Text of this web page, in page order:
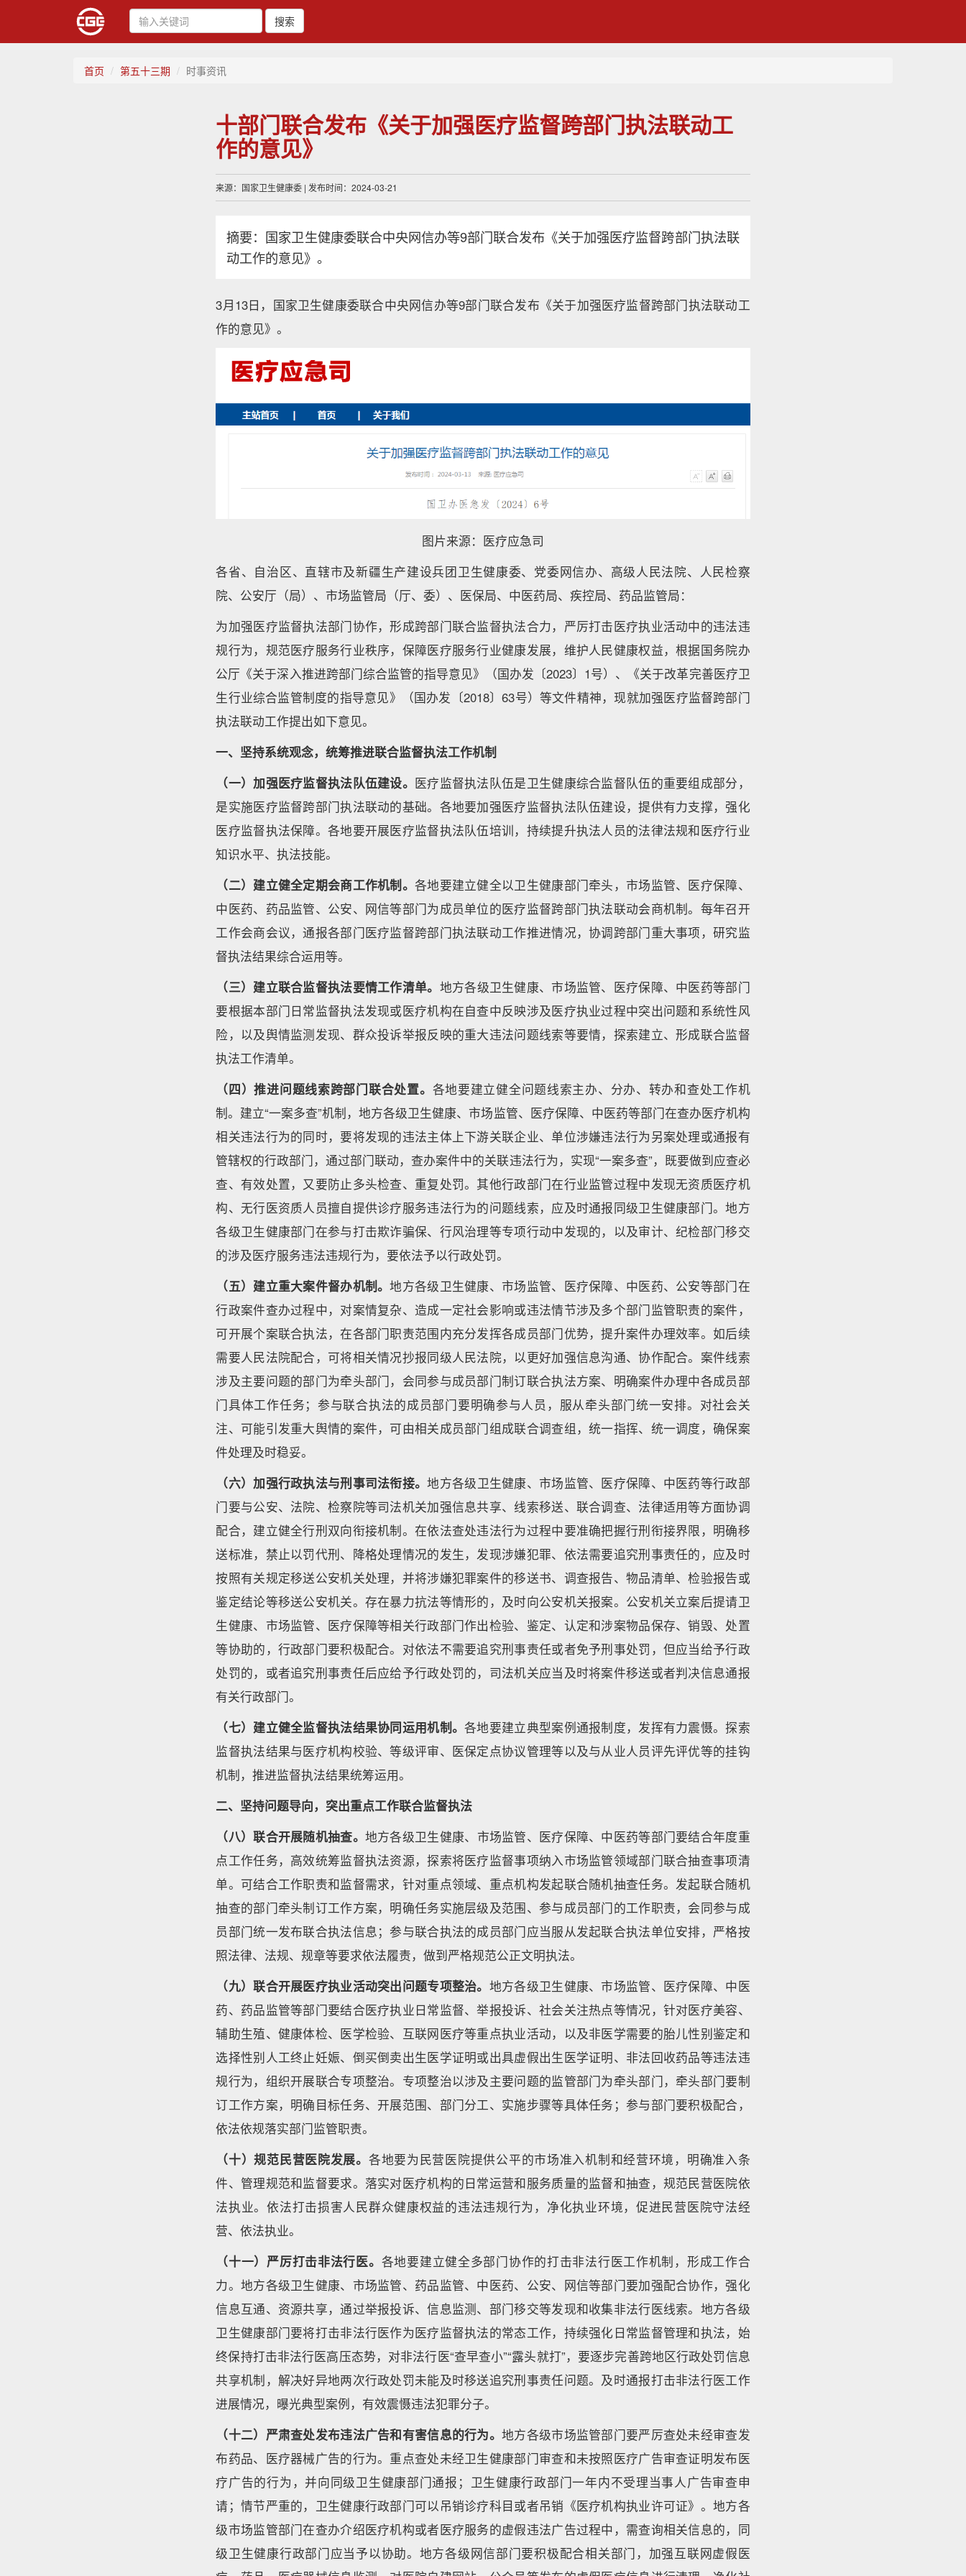
搜索
首页 第五十三期 时事资讯
十部门联合发布《关于加强医疗监督跨部门执法联动工
作的意见》
来源：国家卫生健康委 | 发布时间：2024-03-21
摘要：国家卫生健康委联合中央网信办等9部门联合发布《关于加强医疗监督跨部门执法联
动工作的意见》。
3月13日，国家卫生健康委联合中央网信办等9部门联合发布《关于加强医疗监督跨部门执法联动工
作的意见》。
图片来源：医疗应急司
各省、自治区、直辖市及新疆生产建设兵团卫生健康委、党委网信办、高级人民法院、人民检察
院、公安厅（局）、市场监管局（厅、委）、医保局、中医药局、疾控局、药品监管局：
为加强医疗监督执法部门协作，形成跨部门联合监督执法合力，严厉打击医疗执业活动中的违法违
规行为，规范医疗服务行业秩序，保障医疗服务行业健康发展，维护人民健康权益，根据国务院办
公厅《关于深入推进跨部门综合监管的指导意见》（国办发〔2023〕1号）、《关于改革完善医疗卫
生行业综合监管制度的指导意见》（国办发〔2018〕63号）等文件精神，现就加强医疗监督跨部门
执法联动工作提出如下意见。
一、坚持系统观念，统筹推进联合监督执法工作机制
（一）加强医疗监督执法队伍建设。 医疗监督执法队伍是卫生健康综合监督队伍的重要组成部分，
是实施医疗监督跨部门执法联动的基础。各地要加强医疗监督执法队伍建设，提供有力支撑，强化
医疗监督执法保障。各地要开展医疗监督执法队伍培训，持续提升执法人员的法律法规和医疗行业
知识水平、执法技能。
（二）建立健全定期会商工作机制。各地要建立健全以卫生健康部门牵头，市场监管、医疗保障、
中医药、药品监管、公安、网信等部门为成员单位的医疗监督跨部门执法联动会商机制。每年召开
工作会商会议，通报各部门医疗监督跨部门执法联动工作推进情况，协调跨部门重大事项，研究监
督执法结果综合运用等。
（三）建立联合监督执法要情工作清单。 地方各级卫生健康、市场监管、医疗保障、中医药等部门
要根据本部门日常监督执法发现或医疗机构在自查中反映涉及医疗执业过程中突出问题和系统性风
险，以及舆情监测发现、群众投诉举报反映的重大违法问题线索等要情，探索建立、形成联合监督
执法工作清单。
（四）推进问题线索跨部门联合处置。 各地要建立健全问题线索主办、分办、转办和查处工作机
制。建立“一案多查”机制，地方各级卫生健康、市场监管、医疗保障、中医药等部门在查办医疗机构
相关违法行为的同时，要将发现的违法主体上下游关联企业、单位涉嫌违法行为另案处理或通报有
管辖权的行政部门，通过部门联动，查办案件中的关联违法行为，实现“一案多查”，既要做到应查必
查、有效处置，又要防止多头检查、重复处罚。其他行政部门在行业监管过程中发现无资质医疗机
构、无行医资质人员擅自提供诊疗服务违法行为的问题线索，应及时通报同级卫生健康部门。地方
各级卫生健康部门在参与打击欺诈骗保、行风治理等专项行动中发现的，以及审计、纪检部门移交
的涉及医疗服务违法违规行为，要依法予以行政处罚。
（五）建立重大案件督办机制。地方各级卫生健康、市场监管、医疗保障、中医药、公安等部门在
行政案件查办过程中，对案情复杂、造成一定社会影响或违法情节涉及多个部门监管职责的案件，
可开展个案联合执法，在各部门职责范围内充分发挥各成员部门优势，提升案件办理效率。如后续
需要人民法院配合，可将相关情况抄报同级人民法院，以更好加强信息沟通、协作配合。案件线索
涉及主要问题的部门为牵头部门，会同参与成员部门制订联合执法方案、明确案件办理中各成员部
门具体工作任务；参与联合执法的成员部门要明确参与人员，服从牵头部门统一安排。对社会关
注、可能引发重大舆情的案件，可由相关成员部门组成联合调查组，统一指挥、统一调度，确保案
件处理及时稳妥。
（六）加强行政执法与刑事司法衔接。地方各级卫生健康、市场监管、医疗保障、中医药等行政部
门要与公安、法院、检察院等司法机关加强信息共享、线索移送、联合调查、法律适用等方面协调
配合，建立健全行刑双向衔接机制。在依法查处违法行为过程中要准确把握行刑衔接界限，明确移
送标准，禁止以罚代刑、降格处理情况的发生，发现涉嫌犯罪、依法需要追究刑事责任的，应及时
按照有关规定移送公安机关处理，并将涉嫌犯罪案件的移送书、调查报告、物品清单、检验报告或
鉴定结论等移送公安机关。存在暴力抗法等情形的，及时向公安机关报案。公安机关立案后提请卫
生健康、市场监管、医疗保障等相关行政部门作出检验、鉴定、认定和涉案物品保存、销毁、处置
等协助的，行政部门要积极配合。对依法不需要追究刑事责任或者免予刑事处罚，但应当给予行政
处罚的，或者追究刑事责任后应给予行政处罚的，司法机关应当及时将案件移送或者判决信息通报
有关行政部门。
（七）建立健全监督执法结果协同运用机制。各地要建立典型案例通报制度，发挥有力震慑。探索
监督执法结果与医疗机构校验、等级评审、医保定点协议管理等以及与从业人员评先评优等的挂钩
机制，推进监督执法结果统筹运用。
二、坚持问题导向，突出重点工作联合监督执法
（八）联合开展随机抽查。 地方各级卫生健康、市场监管、医疗保障、中医药等部门要结合年度重
点工作任务，高效统筹监督执法资源，探索将医疗监督事项纳入市场监管领域部门联合抽查事项清
单。可结合工作职责和监督需求，针对重点领域、重点机构发起联合随机抽查任务。发起联合随机
抽查的部门牵头制订工作方案，明确任务实施层级及范围、参与成员部门的工作职责，会同参与成
员部门统一发布联合执法信息；参与联合执法的成员部门应当服从发起联合执法单位安排，严格按
照法律、法规、规章等要求依法履责，做到严格规范公正文明执法。
（九）联合开展医疗执业活动突出问题专项整治。 地方各级卫生健康、市场监管、医疗保障、中医
药、药品监管等部门要结合医疗执业日常监督、举报投诉、社会关注热点等情况，针对医疗美容、
辅助生殖、健康体检、医学检验、互联网医疗等重点执业活动，以及非医学需要的胎儿性别鉴定和
选择性别人工终止妊娠、倒买倒卖出生医学证明或出具虚假出生医学证明、非法回收药品等违法违
规行为，组织开展联合专项整治。专项整治以涉及主要问题的监管部门为牵头部门，牵头部门要制
订工作方案，明确目标任务、开展范围、部门分工、实施步骤等具体任务；参与部门要积极配合，
依法依规落实部门监管职责。
（十）规范民营医院发展。 各地要为民营医院提供公平的市场准入机制和经营环境，明确准入条
件、管理规范和监督要求。落实对医疗机构的日常运营和服务质量的监督和抽查，规范民营医院依
法执业。依法打击损害人民群众健康权益的违法违规行为，净化执业环境，促进民营医院守法经
营、依法执业。
（十一）严厉打击非法行医。 各地要建立健全多部门协作的打击非法行医工作机制，形成工作合
力。地方各级卫生健康、市场监管、药品监管、中医药、公安、网信等部门要加强配合协作，强化
信息互通、资源共享，通过举报投诉、信息监测、部门移交等发现和收集非法行医线索。地方各级
卫生健康部门要将打击非法行医作为医疗监督执法的常态工作，持续强化日常监督管理和执法，始
终保持打击非法行医高压态势，对非法行医“查早查小”“露头就打”，要逐步完善跨地区行政处罚信息
共享机制，解决好异地两次行政处罚未能及时移送追究刑事责任问题。及时通报打击非法行医工作
进展情况，曝光典型案例，有效震慑违法犯罪分子。
（十二）严肃查处发布违法广告和有害信息的行为。地方各级市场监管部门要严厉查处未经审查发
布药品、医疗器械广告的行为。重点查处未经卫生健康部门审查和未按照医疗广告审查证明发布医
疗广告的行为，并向同级卫生健康部门通报；卫生健康行政部门一年内不受理当事人广告审查申
请；情节严重的，卫生健康行政部门可以吊销诊疗科目或者吊销《医疗机构执业许可证》。地方各
级市场监管部门在查办介绍医疗机构或者医疗服务的虚假违法广告过程中，需查询相关信息的，同
级卫生健康行政部门应当予以协助。地方各级网信部门要积极配合相关部门，加强互联网虚假医